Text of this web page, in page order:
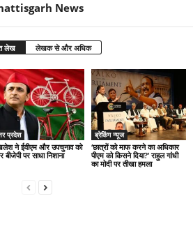
News
लेख लेखक से और अधिक
प्रदेश
ने ईवीएम और उपचुनाव को
पर साधा निशाना
ब्रेकिंग न्यूज
‘छात्रों को माफ करने का अधिकार
पीएम को किसने दिया?’ राहुल गांधी
का मोदी पर तीखा हमला